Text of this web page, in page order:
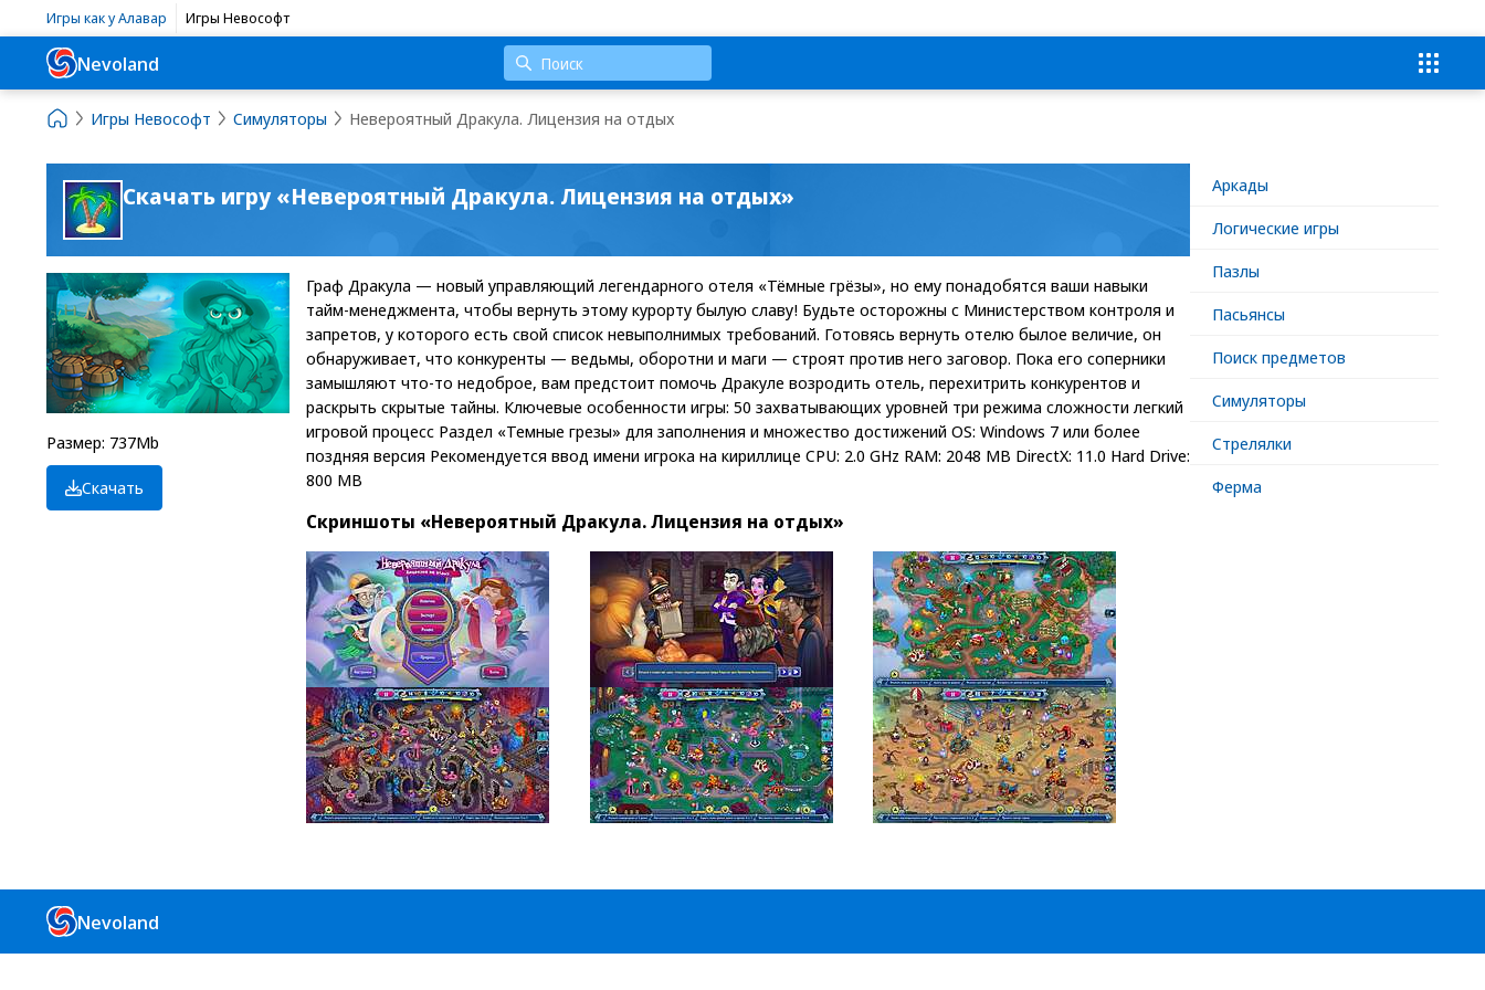
Игры как у Алавар Игры Невософт
Nevoland
Игры Невософт Симуляторы Невероятный Дракула. Лицензия на отдых
Скачать игру «Невероятный Дракула. Лицензия на отдых»
Размер: 737Mb
Скачать
Граф Дракула — новый управляющий легендарного отеля «Тёмные грёзы», но ему понадобятся ваши навыки
тайм-менеджмента, чтобы вернуть этому курорту былую славу! Будьте осторожны с Министерством контроля и
запретов, у которого есть свой список невыполнимых требований. Готовясь вернуть отелю былое величие, он
обнаруживает, что конкуренты — ведьмы, оборотни и маги — строят против него заговор. Пока его соперники
замышляют что-то недоброе, вам предстоит помочь Дракуле возродить отель, перехитрить конкурентов и
раскрыть скрытые тайны. Ключевые особенности игры: 50 захватывающих уровней три режима сложности легкий
игровой процесс Раздел «Темные грезы» для заполнения и множество достижений OS: Windows 7 или более
поздняя версия Рекомендуется ввод имени игрока на кириллице CPU: 2.0 GHz RAM: 2048 MB DirectX: 11.0 Hard Drive:
800 MB
Скриншоты «Невероятный Дракула. Лицензия на отдых»
Аркады
Логические игры
Пазлы
Пасьянсы
Поиск предметов
Симуляторы
Стрелялки
Ферма
Nevoland